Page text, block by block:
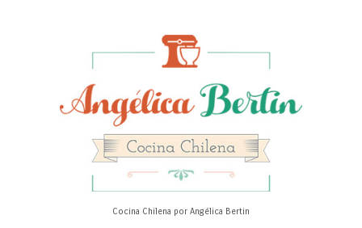
Cocina Chilena por Angélica Bertin